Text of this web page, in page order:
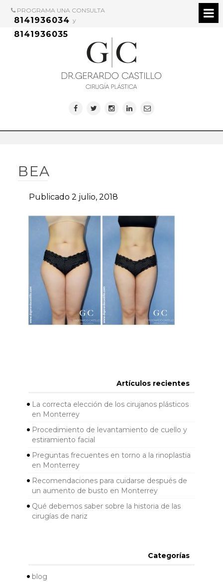
PROGRAMA UNA CONSULTA
8141936034 y
8141936035
BEA
Publicado 2 julio, 2018
Artículos recientes
La correcta elección de los cirujanos plásticos
en Monterrey
Procedimiento de levantamiento de cuello y
estiramiento facial
Preguntas frecuentes en torno a la rinoplastia
en Monterrey
Recomendaciones para cuidarse después de
un aumento de busto en Monterrey
Qué debemos saber sobre la historia de las
cirugías de nariz
Categorías
blog